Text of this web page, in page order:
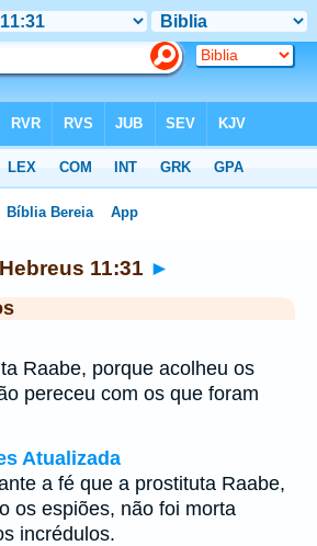
Hebreus 11:31 ►
Raabe, porque acolheu os
pereceu com os que foram
Atualizada
a fé que a prostituta Raabe,
os espiões, não foi morta
incrédulos.